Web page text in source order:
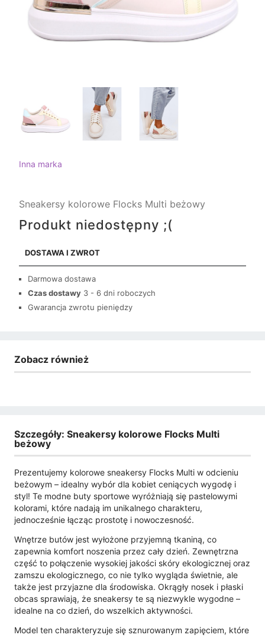
Inna marka
Sneakersy kolorowe Flocks Multi beżowy
Produkt niedostępny ;(
DOSTAWA I ZWROT
Darmowa dostawa
Czas dostawy 3 - 6 dni roboczych
Gwarancja zwrotu pieniędzy
Zobacz również
Szczegóły: Sneakersy kolorowe Flocks Multi
beżowy
Prezentujemy kolorowe sneakersy Flocks Multi w odcieniu
beżowym – idealny wybór dla kobiet ceniących wygodę i
styl! Te modne buty sportowe wyróżniają się pastelowymi
kolorami, które nadają im unikalnego charakteru,
jednocześnie łącząc prostotę i nowoczesność.
Wnętrze butów jest wyłożone przyjemną tkaniną, co
zapewnia komfort noszenia przez cały dzień. Zewnętrzna
część to połączenie wysokiej jakości skóry ekologicznej oraz
zamszu ekologicznego, co nie tylko wygląda świetnie, ale
także jest przyjazne dla środowiska. Okrągły nosek i płaski
obcas sprawiają, że sneakersy te są niezwykle wygodne –
idealne na co dzień, do wszelkich aktywności.
Model ten charakteryzuje się sznurowanym zapięciem, które